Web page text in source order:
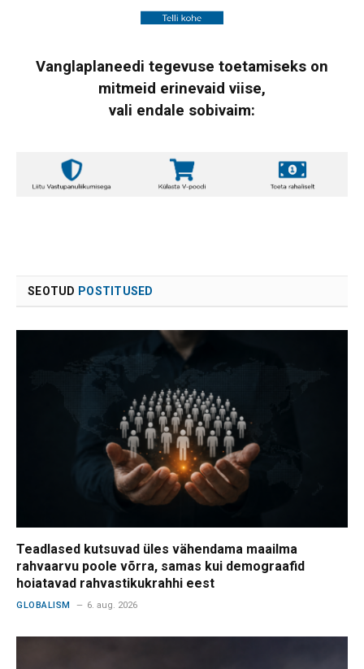
Vanglaplaneedi tegevuse toetamiseks on
mitmeid erinevaid viise,
vali endale sobivaim:
SEOTUD POSTITUSED
Teadlased kutsuvad üles vähendama maailma
rahvaarvu poole võrra, samas kui demograafid
hoiatavad rahvastikukrahhi eest
GLOBALISM 6. aug. 2026